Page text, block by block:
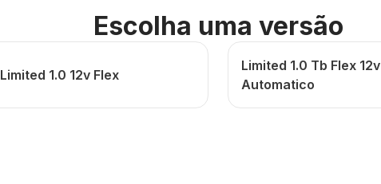
Escolha uma versão
Limited 1.0 12v Flex
Limited 1.0 Tb Flex 12v
Automatico